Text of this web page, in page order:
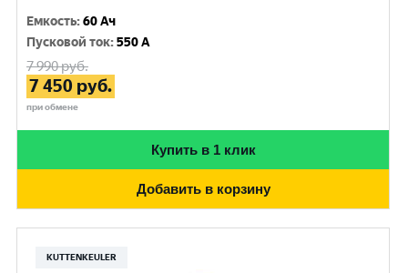
Емкость:60 Ач
Пусковой ток:550 A
7 990руб.
7 450 руб.
при обмене
Купить в 1 клик
Добавить в корзину
KUTTENKEULER